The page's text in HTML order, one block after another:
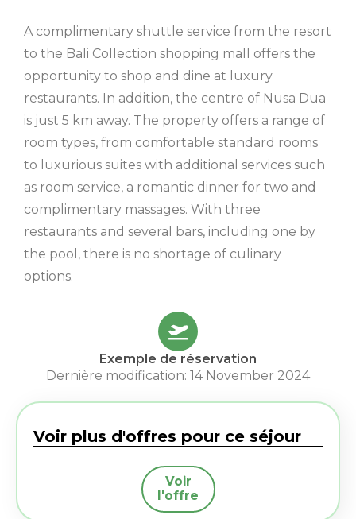
A complimentary shuttle service from the resort
to the Bali Collection shopping mall offers the
opportunity to shop and dine at luxury
restaurants. In addition, the centre of Nusa Dua
is just 5 km away. The property offers a range of
room types, from comfortable standard rooms
to luxurious suites with additional services such
as room service, a romantic dinner for two and
complimentary massages. With three
restaurants and several bars, including one by
the pool, there is no shortage of culinary
options.
Exemple de réservation
Dernière modification: 14 November 2024
Voir plus d'offres pour ce séjour
Voir
l'offre